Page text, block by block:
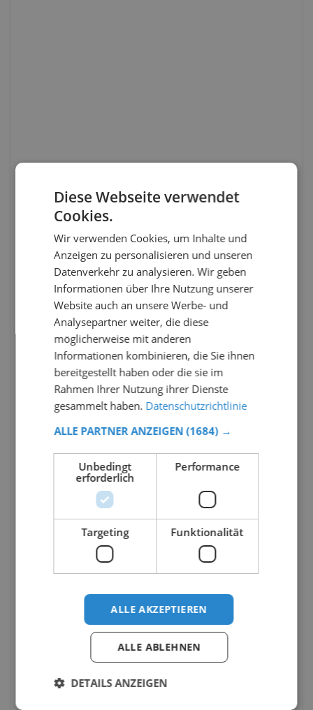
Diese Webseite verwendet
Cookies.
Wir verwenden Cookies, um Inhalte und
Anzeigen zu personalisieren und unseren
Datenverkehr zu analysieren. Wir geben
Informationen über Ihre Nutzung unserer
Website auch an unsere Werbe- und
Analysepartner weiter, die diese
möglicherweise mit anderen
Informationen kombinieren, die Sie ihnen
bereitgestellt haben oder die sie im
Rahmen Ihrer Nutzung ihrer Dienste
gesammelt haben. Datenschutzrichtlinie
ALLE PARTNER ANZEIGEN (1684) →
Unbedingt
erforderlich
Performance
Targeting Funktionalität
ALLE AKZEPTIEREN
ALLE ABLEHNEN
DETAILS ANZEIGEN